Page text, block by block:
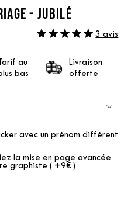
- JUBILÉ
3 avis
Tarif au
bas
Livraison
offerte
avec un prénom différent
la mise en page avancée
graphiste ( +9€ )